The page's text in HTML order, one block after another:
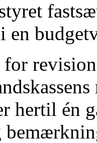
en
revision
hertil én